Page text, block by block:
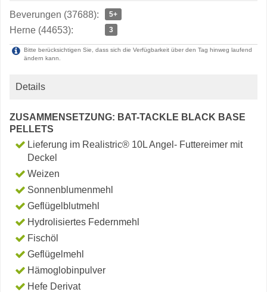
Beverungen (37688): 5+
Herne (44653): 3
Bitte berücksichtigen Sie, dass sich die Verfügbarkeit über den Tag hinweg laufend
ändern kann.
Details
ZUSAMMENSETZUNG: BAT-TACKLE BLACK BASE
PELLETS
Lieferung im Realistric® 10L Angel- Futtereimer mit
Deckel
Weizen
Sonnenblumenmehl
Geflügelblutmehl
Hydrolisiertes Federnmehl
Fischöl
Geflügelmehl
Hämoglobinpulver
Hefe Derivat